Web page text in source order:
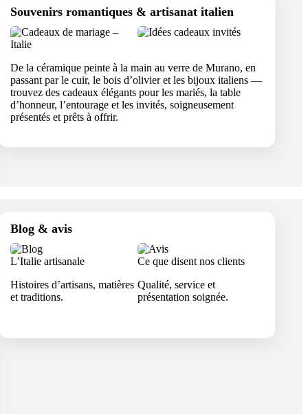
Souvenirs romantiques & artisanat italien
De la céramique peinte à la main au verre de Murano, en
passant par le cuir, le bois d’olivier et les bijoux italiens —
trouvez des cadeaux élégants pour les mariés, la table
d’honneur, l’entourage et les invités, soigneusement
présentés et prêts à offrir.
Blog & avis
L’Italie artisanale
Histoires d’artisans, matières
et traditions.
Ce que disent nos clients
Qualité, service et
présentation soignée.